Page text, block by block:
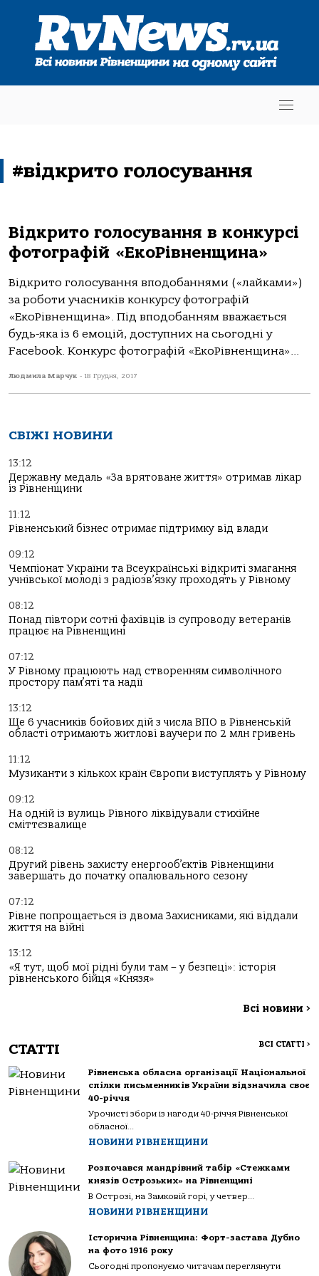
#відкрито голосування
Відкрито голосування в конкурсі
фотографій «ЕкоРівненщина»
Відкрито голосування вподобаннями («лайками»)
за роботи учасників конкурсу фотографій
«ЕкоРівненщина». Під вподобанням вважається
будь-яка із 6 емоцій, доступних на сьогодні у
Facebook. Конкурс фотографій «ЕкоРівненщина»...
Людмила Марчук - 18 Грудня, 2017
СВІЖІ НОВИНИ
13:12
Державну медаль «За врятоване життя» отримав лікар
із Рівненщини
11:12
Рівненський бізнес отримає підтримку від влади
09:12
Чемпіонат України та Всеукраїнські відкриті змагання
учнівської молоді з радіозв’язку проходять у Рівному
08:12
Понад півтори сотні фахівців із супроводу ветеранів
працює на Рівненщині
07:12
У Рівному працюють над створенням символічного
простору пам’яті та надії
13:12
Ще 6 учасників бойових дій з числа ВПО в Рівненській
області отримають житлові ваучери по 2 млн гривень
11:12
Музиканти з кількох країн Європи виступлять у Рівному
09:12
На одній із вулиць Рівного ліквідували стихійне
сміттєзвалище
08:12
Другий рівень захисту енергооб’єктів Рівненщини
завершать до початку опалювального сезону
07:12
Рівне попрощається із двома Захисниками, які віддали
життя на війні
13:12
«Я тут, щоб мої рідні були там – у безпеці»: історія
рівненського бійця «Князя»
Всі новини >
СТАТТІ ВСІ СТАТТІ >
Рівненська обласна організації Національної
спілки письменників України відзначила своє
40-річчя
Урочисті збори із нагоди 40-річчя Рівненської
обласної...
НОВИНИ РІВНЕНЩИНИ
Розпочався мандрівний табір «Стежками
князів Острозьких» на Рівненщині
В Острозі, на Замковій горі, у четвер...
НОВИНИ РІВНЕНЩИНИ
Історична Рівненщина: Форт-застава Дубно
на фото 1916 року
Сьогодні пропонуємо читачам переглянути